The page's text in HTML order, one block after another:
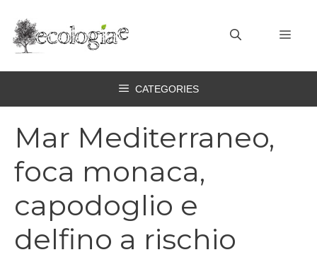
contenuto
CATEGORIES
Mar Mediterraneo,
foca monaca,
capodoglio e
delfino a rischio